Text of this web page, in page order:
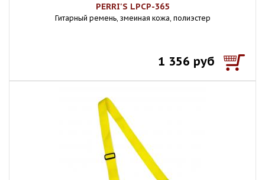
PERRI'S LPCP-365
Гитарный ремень, змеиная кожа, полиэстер
1 356 руб